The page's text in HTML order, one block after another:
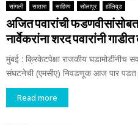
सांगली
सातारा साहित्य सोलापूर हॉलिवूड
अजित पवारांची फडणवीसांसोबत
नार्वेकरांना शरद पवारांनी
मुंबई : क्रिकेटपेक्षा राजकीय घडामोडींनीच
संघटनेची (एमसीए) निवडणूक आज पार पडत
Read more